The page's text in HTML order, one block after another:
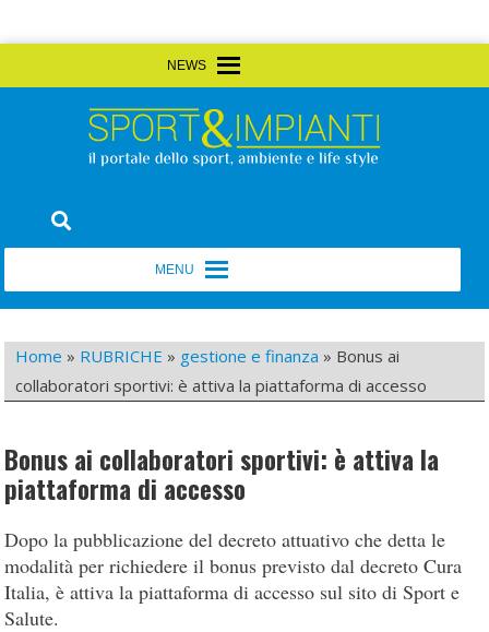
to
Sport&Impianti
Home » RUBRICHE » gestione e finanza » Bonus ai
collaboratori sportivi: è attiva la piattaforma di accesso
Bonus ai collaboratori sportivi: è attiva la
piattaforma di accesso
Dopo la pubblicazione del decreto attuativo che detta le
modalità per richiedere il bonus previsto dal decreto Cura
Italia, è attiva la piattaforma di accesso sul sito di Sport e
Salute.